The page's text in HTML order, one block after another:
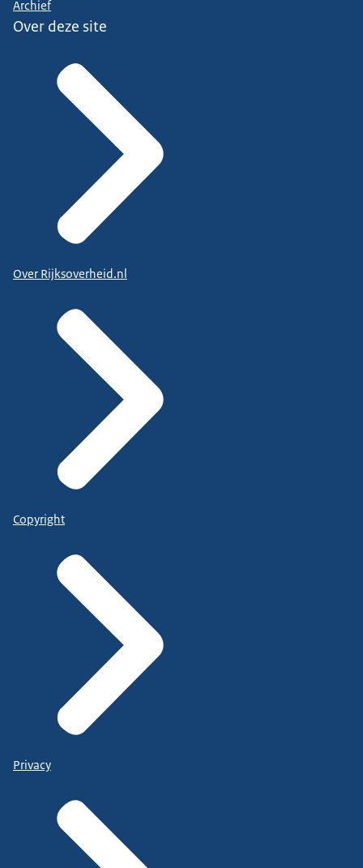
Archief
Over deze site
Over Rijksoverheid.nl
Copyright
Privacy